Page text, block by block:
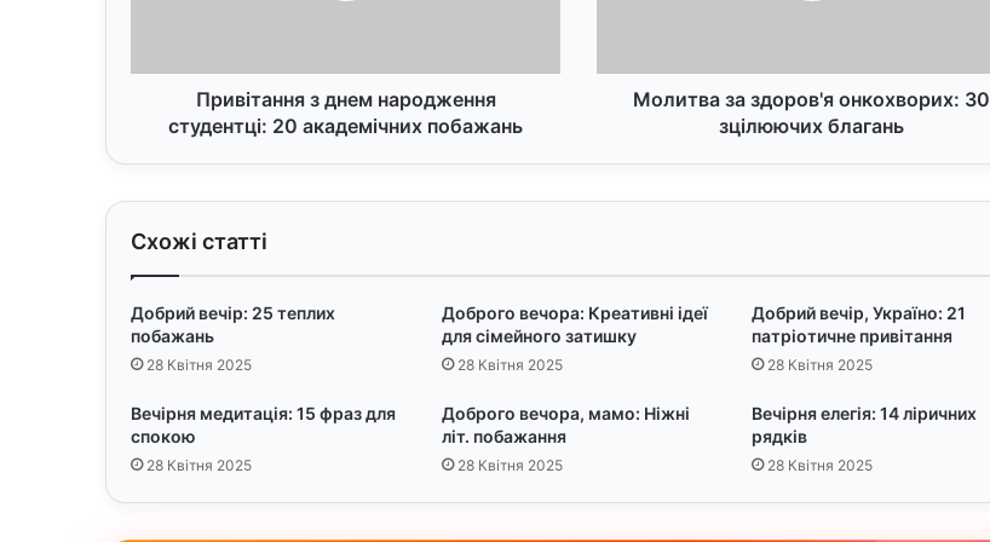
н
е
н
а
о
ж
н
я
с
Привітання з днем народження
студентці: 20 академічних побажань
а
о
я
н
в
и
Молитва за здоров'я онкохворих: 30
зцілюючих благань
Схожі статті
Добрий вечір: 25 теплих
побажань
28 Квітня 2025
Доброго вечора: Креативні ідеї
для сімейного затишку
28 Квітня 2025
Добрий вечір, Україно: 21
патріотичне привітання
28 Квітня 2025
Вечірня медитація: 15 фраз для
спокою
28 Квітня 2025
Доброго вечора, мамо: Ніжні
літ. побажання
28 Квітня 2025
Вечірня елегія: 14 ліричних
рядків
28 Квітня 2025